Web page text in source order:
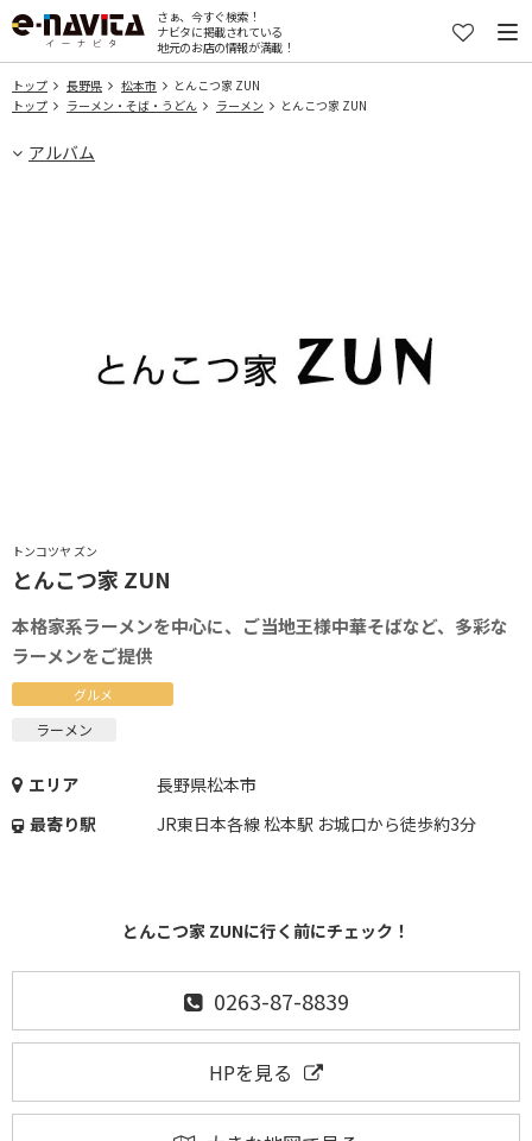
さぁ、今すぐ検索！
ナビタに掲載されている
地元のお店の情報が満載！
トップ 長野県 松本市
とんこつ家 ZUN
トップ
ラーメン・そば・うどん ラーメン とんこつ家 ZUN
アルバム
トンコツヤ ズン
とんこつ家 ZUN
本格家系ラーメンを中心に、ご当地王様中華そばなど、多彩な
ラーメンをご提供
グルメ
ラーメン
エリア
長野県松本市
最寄り駅
JR東日本各線 松本駅 お城口から徒歩約3分
とんこつ家 ZUNに行く前にチェック！
0263-87-8839
HPを見る